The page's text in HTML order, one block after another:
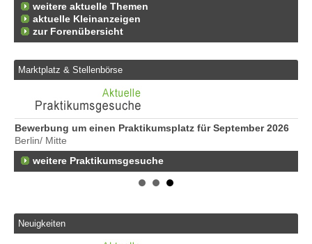
weitere aktuelle Themen
aktuelle Kleinanzeigen
zur Forenübersicht
Marktplatz & Stellenbörse
Bewerbung um einen Praktikumsplatz für September 2026
Berlin/ Mitte
weitere Praktikumsgesuche
Neuigkeiten